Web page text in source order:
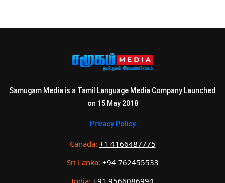
Samugam Media is a Tamil Language Media Company Launched
on 15 May 2018
Privacy Policy
Canada: +1 4166487775
Sri Lanka: +94 762455533